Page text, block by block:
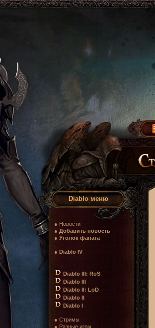
Diablo меню
● Новости
● Добавить новость
● Уголок фаната
● Diablo IV
Diablo III: RoS
Diablo III
Diablo II: LoD
Diablo II
Diablo I
● Стримы
● Разные игры